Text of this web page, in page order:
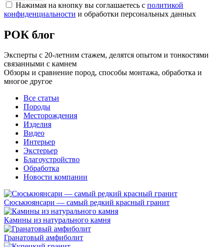
Нажимая на кнопку вы соглашаетесь с политикой
конфиденциальности и обработки персональных данных
РОК блог
Эксперты с 20-летним стажем, делятся опытом и тонкостями
связанными с камнем
Обзоры и сравнение пород, способы монтажа, обработка и
многое другое
Все статьи
Породы
Месторождения
Изделия
Видео
Интерьер
Экстерьер
Благоустройство
Обработка
Новости компании
Сюськюянсари — самый редкий красный гранит
Камины из натурального камня
Гранатовый амфиболит